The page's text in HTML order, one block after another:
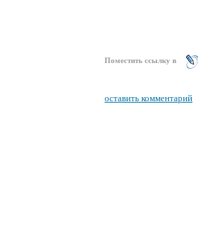
Поместить ссылку в
оставить комментарий